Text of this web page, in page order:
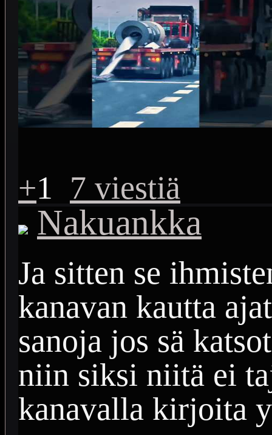
+1 7 viestiä
Nakuankka
Ja sitten se
kanavan kautta
sanoja jos sä
niin siksi niitä ei
kanavalla kirjoita